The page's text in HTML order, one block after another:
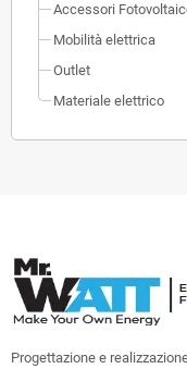
Accessori
Mobilità elettrica
Outlet
Materiale elettrico
Progettazione e